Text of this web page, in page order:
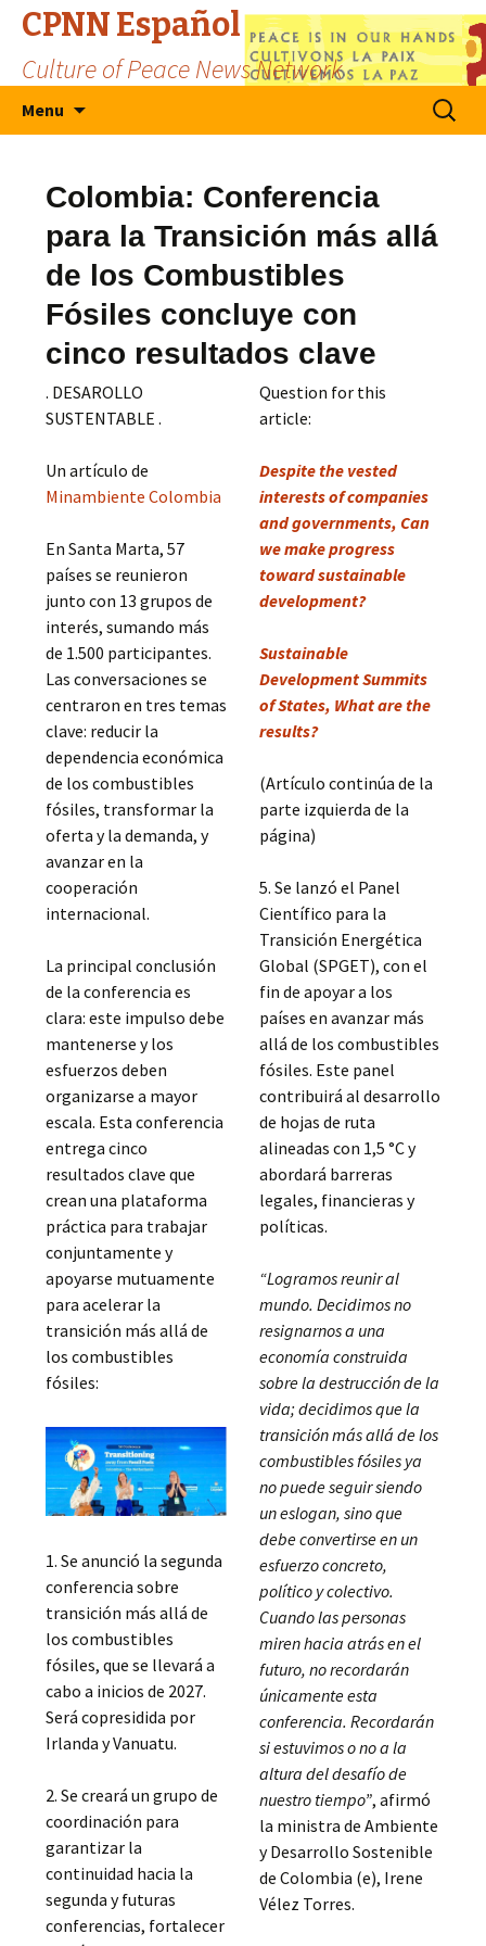
CPNN Español
Culture of Peace News Network
Menu
Search
for:
Colombia: Conferencia
para la Transición más allá
de los Combustibles
Fósiles concluye con
cinco resultados clave
. DESAROLLO
SUSTENTABLE .
Un artículo de
Minambiente Colombia
En Santa Marta, 57
países se reunieron
junto con 13 grupos de
interés, sumando más
de 1.500 participantes.
Las conversaciones se
centraron en tres temas
clave: reducir la
dependencia económica
de los combustibles
fósiles, transformar la
oferta y la demanda, y
avanzar en la
cooperación
internacional.
La principal conclusión
de la conferencia es
clara: este impulso debe
mantenerse y los
esfuerzos deben
organizarse a mayor
escala. Esta conferencia
entrega cinco
resultados clave que
crean una plataforma
práctica para trabajar
conjuntamente y
apoyarse mutuamente
para acelerar la
transición más allá de
los combustibles
fósiles:
1. Se anunció la segunda
conferencia sobre
transición más allá de
los combustibles
fósiles, que se llevará a
cabo a inicios de 2027.
Será copresidida por
Irlanda y Vanuatu.
2. Se creará un grupo de
coordinación para
garantizar la
continuidad hacia la
segunda y futuras
conferencias, fortalecer
Question for this
article:
Despite the vested
interests of companies
and governments, Can
we make progress
toward sustainable
development?
Sustainable
Development Summits
of States, What are the
results?
(Artículo continúa de la
parte izquierda de la
página)
5. Se lanzó el Panel
Científico para la
Transición Energética
Global (SPGET), con el
fin de apoyar a los
países en avanzar más
allá de los combustibles
fósiles. Este panel
contribuirá al desarrollo
de hojas de ruta
alineadas con 1,5 °C y
abordará barreras
legales, financieras y
políticas.
“Logramos reunir al
mundo. Decidimos no
resignarnos a una
economía construida
sobre la destrucción de la
vida; decidimos que la
transición más allá de los
combustibles fósiles ya
no puede seguir siendo
un eslogan, sino que
debe convertirse en un
esfuerzo concreto,
político y colectivo.
Cuando las personas
miren hacia atrás en el
futuro, no recordarán
únicamente esta
conferencia. Recordarán
si estuvimos o no a la
altura del desafío de
nuestro tiempo”, afirmó
la ministra de Ambiente
y Desarrollo Sostenible
de Colombia (e), Irene
Vélez Torres.